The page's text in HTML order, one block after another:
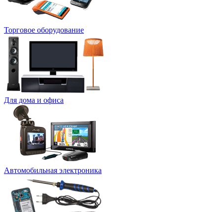
Торговое оборудование
Для дома и офиса
Автомобильная электроника